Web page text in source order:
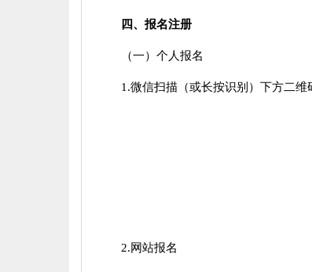
四、报名注册
（一）个人报名
1.微信扫描（或长按识别）下方二
2.网站报名